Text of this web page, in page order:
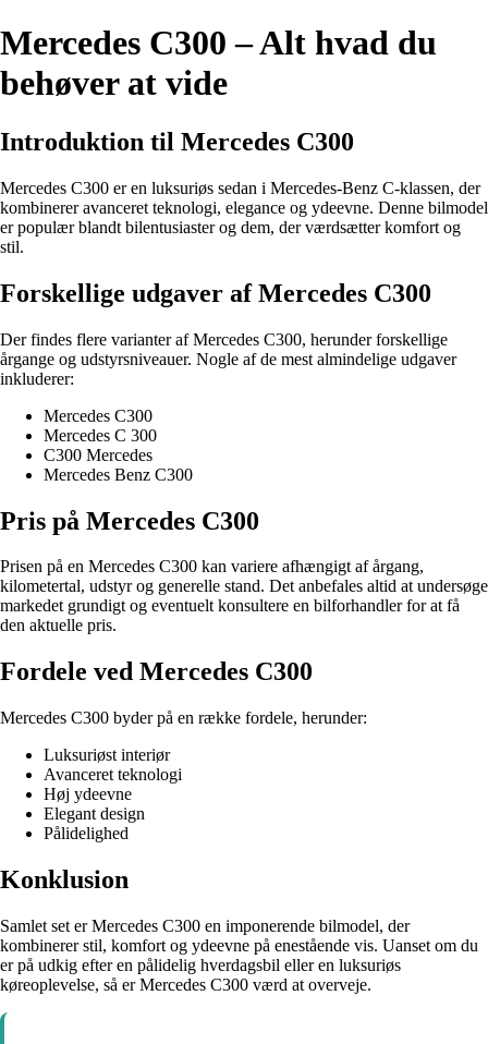
Mercedes C300 – Alt hvad du
behøver at vide
Introduktion til Mercedes C300
Mercedes C300 er en luksuriøs sedan i Mercedes-Benz C-klassen, der
kombinerer avanceret teknologi, elegance og ydeevne. Denne bilmodel
er populær blandt bilentusiaster og dem, der værdsætter komfort og
stil.
Forskellige udgaver af Mercedes C300
Der findes flere varianter af Mercedes C300, herunder forskellige
årgange og udstyrsniveauer. Nogle af de mest almindelige udgaver
inkluderer:
Mercedes C300
Mercedes C 300
C300 Mercedes
Mercedes Benz C300
Pris på Mercedes C300
Prisen på en Mercedes C300 kan variere afhængigt af årgang,
kilometertal, udstyr og generelle stand. Det anbefales altid at undersøge
markedet grundigt og eventuelt konsultere en bilforhandler for at få
den aktuelle pris.
Fordele ved Mercedes C300
Mercedes C300 byder på en række fordele, herunder:
Luksuriøst interiør
Avanceret teknologi
Høj ydeevne
Elegant design
Pålidelighed
Konklusion
Samlet set er Mercedes C300 en imponerende bilmodel, der
kombinerer stil, komfort og ydeevne på enestående vis. Uanset om du
er på udkig efter en pålidelig hverdagsbil eller en luksuriøs
køreoplevelse, så er Mercedes C300 værd at overveje.